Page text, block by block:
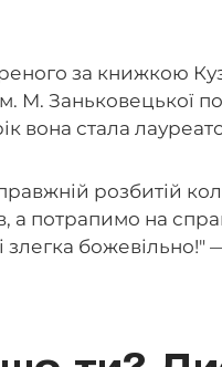
за книжкою
М. Заньковецької
вона стала
розбитій
а потрапимо на
злегка божевільно!"